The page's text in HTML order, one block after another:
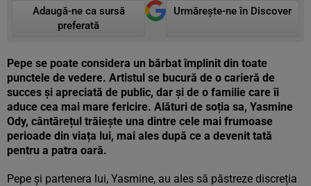
Adaugă-ne ca sursă
preferată
Urmărește-ne în Discover
Pepe se poate considera un bărbat împlinit din toate
punctele de vedere. Artistul se bucură de o carieră de
succes și apreciată de public, dar și de o familie care îi
aduce cea mai mare fericire. Alături de soția sa, Yasmine
Ody, cântărețul trăiește una dintre cele mai frumoase
perioade din viața lui, mai ales după ce a devenit tată
pentru a patra oară.
Pepe și partenera lui, Yasmine, au ales să păstreze discreția